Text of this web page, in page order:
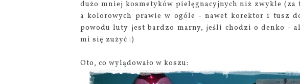
dużo mniej kosmetyków pielęgnacyjnych niż zwykle (za
a kolorowych prawie w ogóle - nawet korektor i tusz
powodu luty jest bardzo marny, jeśli chodzi o denko -
mi się zużyć :)
Oto, co wylądowało w koszu: